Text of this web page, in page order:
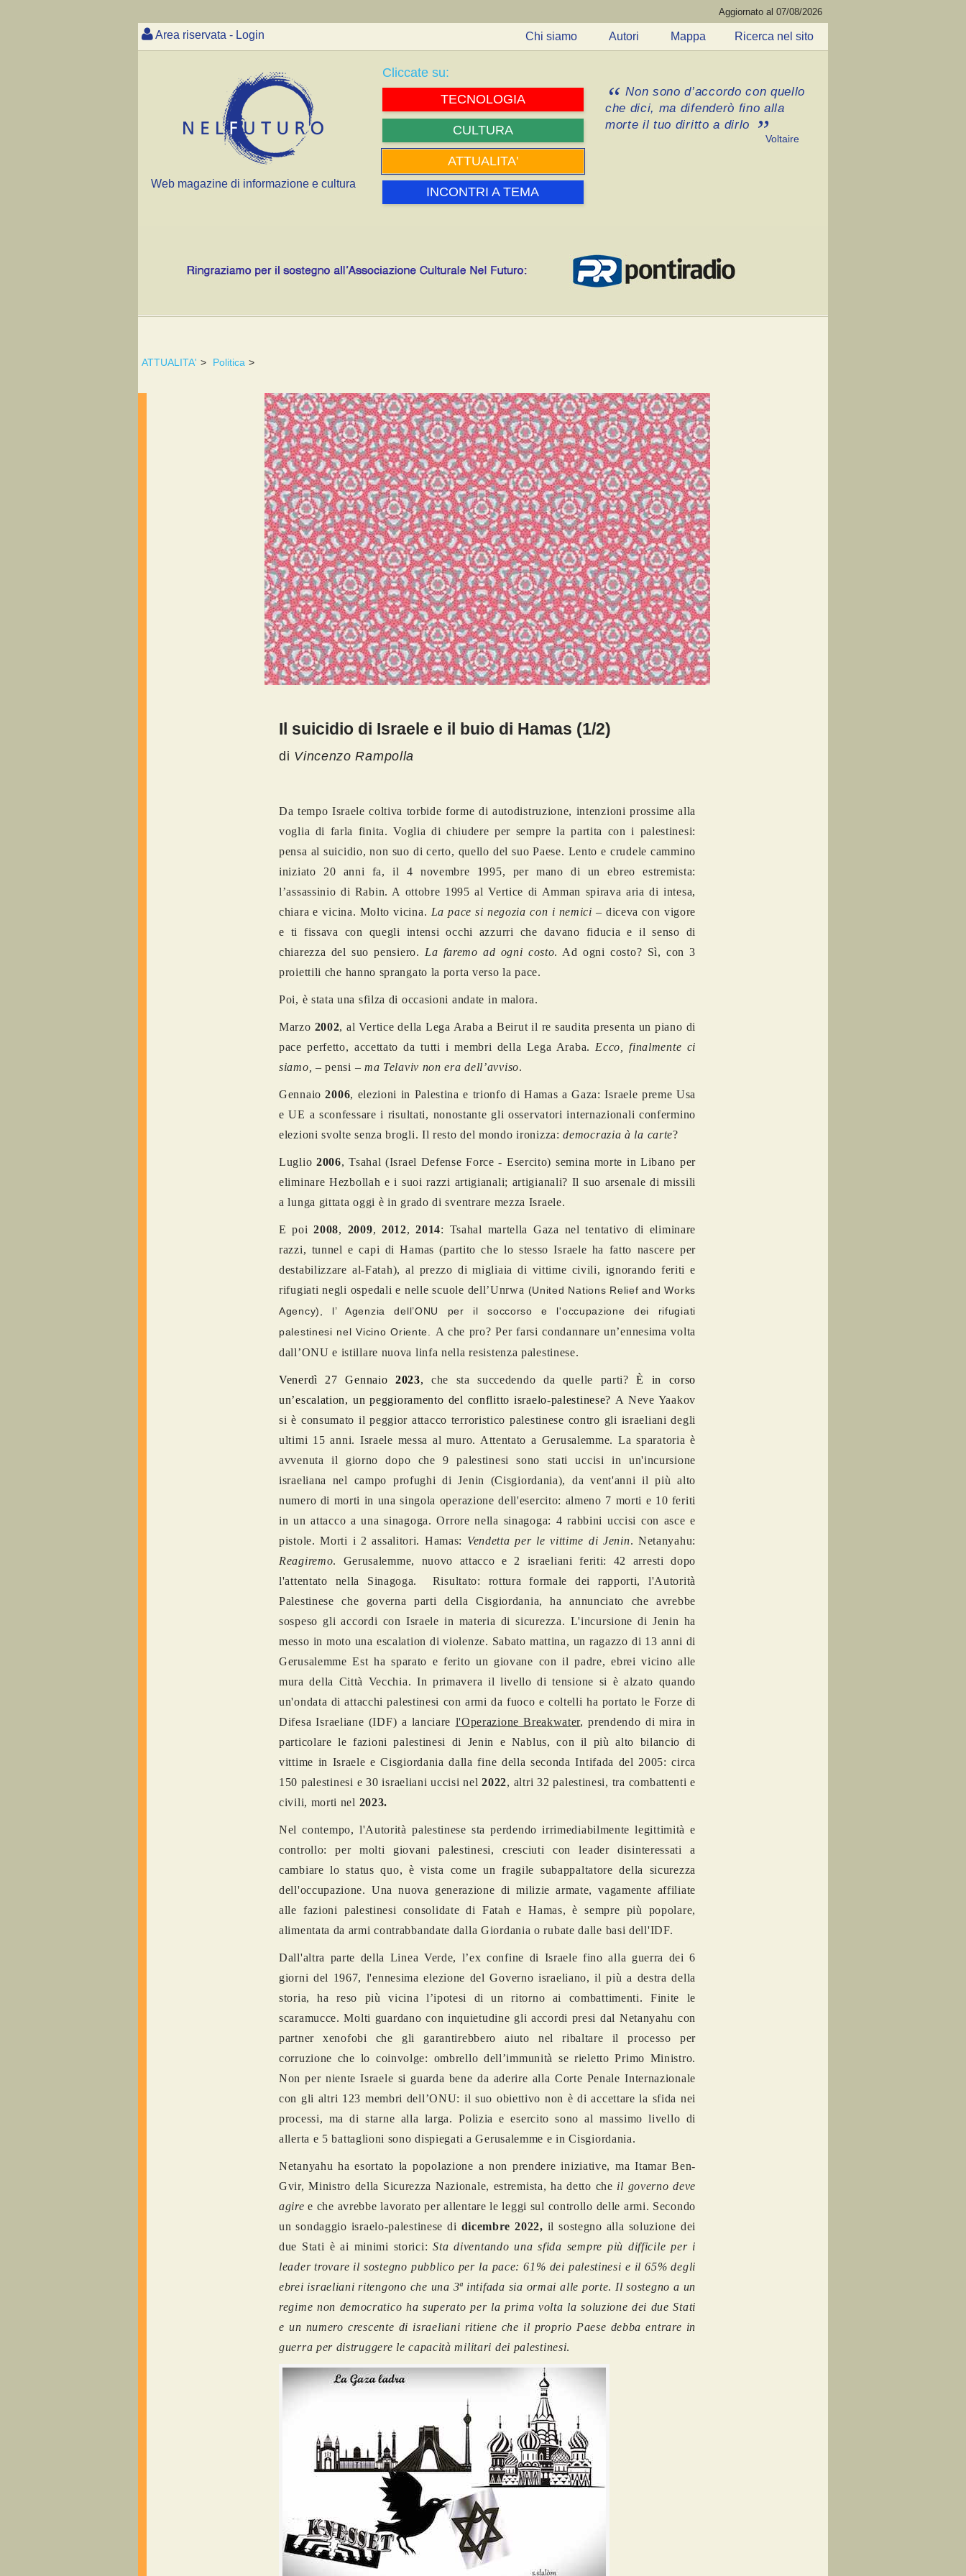
Aggiornato al 07/08/2026
Area riservata - Login Chi siamo Autori Mappa Ricerca nel sito
Web magazine di informazione e cultura
Cliccate su:
TECNOLOGIA
CULTURA
ATTUALITA'
INCONTRI A TEMA
Non sono d’accordo con quello
che dici, ma difenderò fino alla
morte il tuo diritto a dirlo
Voltaire
ATTUALITA' > Politica >
Il suicidio di Israele e il buio di Hamas (1/2)
di Vincenzo Rampolla
Da tempo Israele coltiva torbide forme di autodistruzione, intenzioni prossime alla
voglia di farla finita. Voglia di chiudere per sempre la partita con i palestinesi:
pensa al suicidio, non suo di certo, quello del suo Paese. Lento e crudele cammino
iniziato 20 anni fa, il 4 novembre 1995, per mano di un ebreo estremista:
l’assassinio di Rabin. A ottobre 1995 al Vertice di Amman spirava aria di intesa,
chiara e vicina. Molto vicina. La pace si negozia con i nemici – diceva con vigore
e ti fissava con quegli intensi occhi azzurri che davano fiducia e il senso di
chiarezza del suo pensiero. La faremo ad ogni costo. Ad ogni costo? Sì, con 3
proiettili che hanno sprangato la porta verso la pace.
Poi, è stata una sfilza di occasioni andate in malora.
Marzo 2002, al Vertice della Lega Araba a Beirut il re saudita presenta un piano di
pace perfetto, accettato da tutti i membri della Lega Araba. Ecco, finalmente ci
siamo, – pensi – ma Telaviv non era dell’avviso.
Gennaio2006, elezioni in Palestina e trionfo di Hamas a Gaza: Israele preme Usa
e UE a sconfessare i risultati, nonostante gli osservatori internazionali confermino
elezioni svolte senza brogli. Il resto del mondo ironizza:democrazia à la carte?
Luglio 2006, Tsahal (Israel Defense Force - Esercito) semina morte in Libano per
eliminare Hezbollah e i suoi razzi artigianali; artigianali? Il suo arsenale di missili
a lunga gittata oggi è in grado di sventrare mezza Israele.
E poi2008, 2009, 2012,2014: Tsahal martella Gaza nel tentativo di eliminare
razzi, tunnel e capi di Hamas (partito che lo stesso Israele ha fatto nascere per
destabilizzare al-Fatah), al prezzo di migliaia di vittime civili, ignorando feriti e
rifugiati negli ospedali e nelle scuole dell’Unrwa (United Nations Relief and Works
Agency), l’ Agenzia dell’ONU per il soccorso e l'occupazione dei rifugiati
palestinesi nel Vicino Oriente. A che pro? Per farsi condannare un’ennesima volta
dall’ONU e istillare nuova linfa nella resistenza palestinese.
Venerdì 27 Gennaio 2023, che sta succedendo da quelle parti?
È in corso
un’escalation, un peggioramento del conflitto israelo-palestinese? A Neve Yaakov
si è consumato il peggior attacco terroristico palestinese contro gli israeliani degli
ultimi 15 anni. Israele messa al muro. Attentato a Gerusalemme. La sparatoria è
avvenuta il giorno dopo che 9 palestinesi sono stati uccisi in un'incursione
israeliana nel campo profughi di Jenin (Cisgiordania), da vent'anni il più alto
numero di morti in una singola operazione dell'esercito: almeno 7 morti e 10 feriti
in un attacco a una sinagoga. Orrore nella sinagoga: 4 rabbini uccisi con asce e
pistole. Morti i 2 assalitori. Hamas: Vendetta per le vittime di Jenin. Netanyahu:
Reagiremo. Gerusalemme, nuovo attacco e 2 israeliani feriti: 42 arresti dopo
l'attentato nella Sinagoga. Risultato: rottura formale dei rapporti, l'Autorità
Palestinese che governa parti della Cisgiordania, ha annunciato che avrebbe
sospeso gli accordi con Israele in materia di sicurezza. L'incursione di Jenin ha
messo in moto una escalation di violenze. Sabato mattina, un ragazzo di 13 anni di
Gerusalemme Est ha sparato e ferito un giovane con il padre, ebrei vicino alle
mura della Città Vecchia. In primavera il livello di tensione si è alzato quando
un'ondata di attacchi palestinesi con armi da fuoco e coltelli ha portato le Forze di
Difesa Israeliane (IDF) a lanciare l'Operazione Breakwater, prendendo di mira in
particolare le fazioni palestinesi di Jenin e Nablus, con il più alto bilancio di
vittime in Israele e Cisgiordania dalla fine della seconda Intifada del 2005: circa
150 palestinesi e 30 israeliani uccisi nel2022, altri 32 palestinesi, tra combattenti e
civili, morti nel 2023.
Nel contempo, l'Autorità palestinese sta perdendo irrimediabilmente legittimità e
controllo: per molti giovani palestinesi, cresciuti con leader disinteressati a
cambiare lo status quo, è vista come un fragile subappaltatore della sicurezza
dell'occupazione. Una nuova generazione di milizie armate, vagamente affiliate
alle fazioni palestinesi consolidate di Fatah e Hamas, è sempre più popolare,
alimentata da armi contrabbandate dalla Giordania o rubate dalle basi dell'IDF.
Dall'altra parte della Linea Verde, l’ex confine di Israele fino alla guerra dei 6
giorni del 1967, l'ennesima elezione del Governo israeliano, il più a destra della
storia, ha reso più vicina l’ipotesi di un ritorno ai combattimenti. Finite le
scaramucce. Molti guardano con inquietudine gli accordi presi dal Netanyahu con
partner xenofobi che gli garantirebbero aiuto nel ribaltare il processo per
corruzione che lo coinvolge: ombrello dell’immunità se rieletto Primo Ministro.
Non per niente Israele si guarda bene da aderire alla Corte Penale Internazionale
con gli altri 123 membri dell’ONU: il suo obiettivo non è di accettare la sfida nei
processi, ma di starne alla larga.Polizia e esercito sono al massimo livello di
allerta e 5 battaglioni sono dispiegati a Gerusalemme e in Cisgiordania.
Netanyahu ha esortato la popolazione a non prendere iniziative, ma Itamar Ben-
Gvir, Ministro della Sicurezza Nazionale, estremista, ha detto che il governo deve
agire e che avrebbe lavorato per allentare le leggi sul controllo delle armi. Secondo
un sondaggio israelo-palestinese di dicembre 2022, il sostegno alla soluzione dei
due Stati è ai minimi storici:Sta diventando una sfida sempre più difficile per i
leader trovare il sostegno pubblico per la pace: 61% dei palestinesi e il 65% degli
ebrei israeliani ritengono che una 3ª intifada sia ormai alle porte. Il sostegno a un
regime non democratico ha superato per la prima volta la soluzione dei due Stati
e un numero crescente di israeliani ritiene che il proprio Paese debba entrare in
guerra per distruggere le capacità militari dei palestinesi.